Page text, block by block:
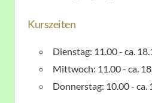
Kurszeiten
Dienstag: 11.00 - ca.
Mittwoch: 11.00 - ca.
Donnerstag: 10.00 - ca.